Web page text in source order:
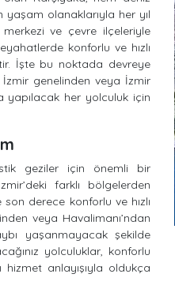
yaşam olanaklarıyla her yıl
merkezi ve çevre ilçeleriyle
konforlu ve hızlı
İşte bu noktada devreye
İzmir genelinden veya İzmir
yapılacak her yolculuk için
geziler için önemli bir
farklı bölgelerden
derece konforlu ve hızlı
veya Havalimanı’ndan
yaşanmayacak şekilde
yolculuklar, konforlu
anlayışıyla oldukça